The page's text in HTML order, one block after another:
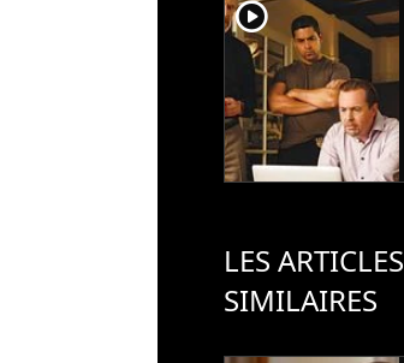
player2
LES ARTICLES
SIMILAIRES